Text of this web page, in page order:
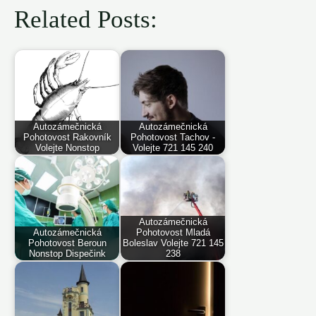
Related Posts:
Autozámečnická
Pohotovost Rakovník
Volejte Nonstop
Autozámečnická
Pohotovost Tachov -
Volejte 721 145 240
Autozámečnická
Pohotovost Beroun
Nonstop Dispečink
Autozámečnická
Pohotovost Mladá
Boleslav Volejte 721 145
238